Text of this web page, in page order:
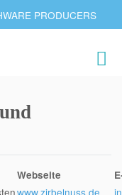
PRODUCERS
Webseite